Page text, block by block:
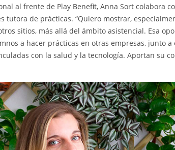
al frente de Play Benefit, Anna Sort colabora
tutora de prácticas. “Quiero mostrar,
sitios, más allá del ámbito asistencial. Esa
a hacer prácticas en otras empresas, junto
con la salud y la tecnología. Aportan su